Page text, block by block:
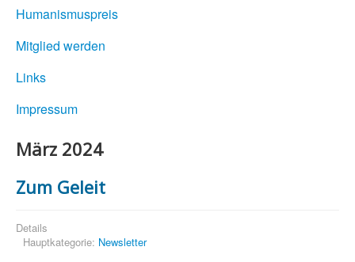
Humanismuspreis
Mitglied werden
Links
Impressum
März 2024
Zum Geleit
Details
Hauptkategorie: Newsletter